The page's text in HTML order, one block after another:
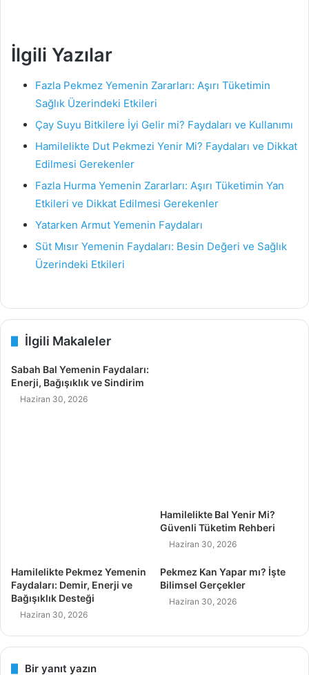
İlgili Yazılar
Fazla Pekmez Yemenin Zararları: Aşırı Tüketimin
Sağlık Üzerindeki Etkileri
Çay Suyu Bitkilere İyi Gelir mi? Faydaları ve Kullanımı
Hamilelikte Dut Pekmezi Yenir Mi? Faydaları ve Dikkat
Edilmesi Gerekenler
Fazla Hurma Yemenin Zararları: Aşırı Tüketimin Yan
Etkileri ve Dikkat Edilmesi Gerekenler
Yatarken Armut Yemenin Faydaları
Süt Mısır Yemenin Faydaları: Besin Değeri ve Sağlık
Üzerindeki Etkileri
İlgili Makaleler
Sabah Bal Yemenin Faydaları:
Enerji, Bağışıklık ve Sindirim
Haziran 30, 2026
Hamilelikte Bal Yenir Mi?
Güvenli Tüketim Rehberi
Haziran 30, 2026
Hamilelikte Pekmez Yemenin
Faydaları: Demir, Enerji ve
Bağışıklık Desteği
Haziran 30, 2026
Pekmez Kan Yapar mı? İşte
Bilimsel Gerçekler
Haziran 30, 2026
Bir yanıt yazın